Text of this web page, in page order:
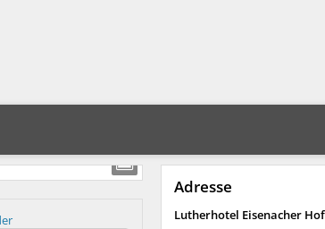
Adresse
Lutherhotel Eisenacher Hof